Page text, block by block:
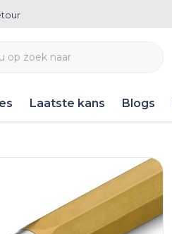
Laatste kans Blogs